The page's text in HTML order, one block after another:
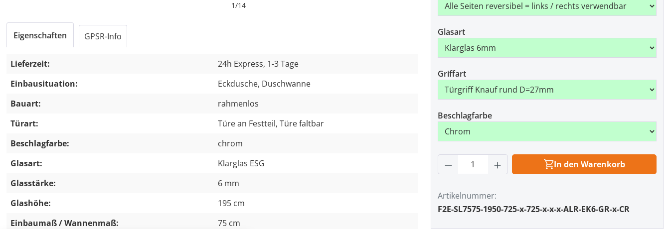
1/14
Glasart
Griffart
Beschlagfarbe
Produkt Anzahl: Gib den gewünschten
In den Warenkorb
Artikelnummer
F2E-SL7575-1950-725-x-725-x-x-x-ALR-EK6-GR-x-CR
Eigenschaften GPSR-Info
Lieferzeit:
24h Express, 1-3 Tage
Einbausituation:
Eckdusche, Duschwanne
Bauart:
rahmenlos
Türart:
Türe an Festteil, Türe faltbar
Beschlagfarbe:
chrom
Glasart:
Klarglas ESG
Glasstärke:
6 mm
Glashöhe:
195 cm
Einbaumaß / Wannenmaß:
75 cm